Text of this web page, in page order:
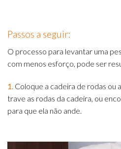
Passos a seguir:
O processo para levantar uma
com menos esforço, pode ser
1. Coloque a cadeira de rodas ou
trave as rodas da cadeira, ou
para que ela não ande.